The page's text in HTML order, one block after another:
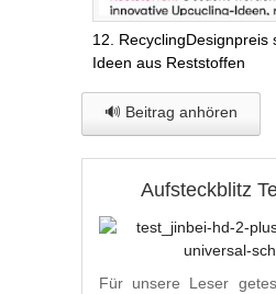
12. RecyclingDesignpreis
Ideen aus Reststoffen
🔊 Beitrag anhören
Aufsteckblitz
Für unsere Leser